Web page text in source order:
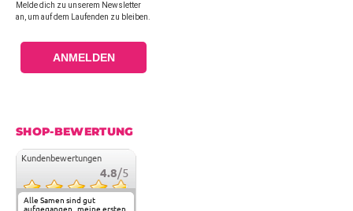
Melde dich zu unserem Newsletter
an, um auf dem Laufenden zu bleiben.
ANMELDEN
SHOP-BEWERTUNG
Kundenbewertungen
4.8/5
Alle Samen sind gut
aufgegangen , meine ersten